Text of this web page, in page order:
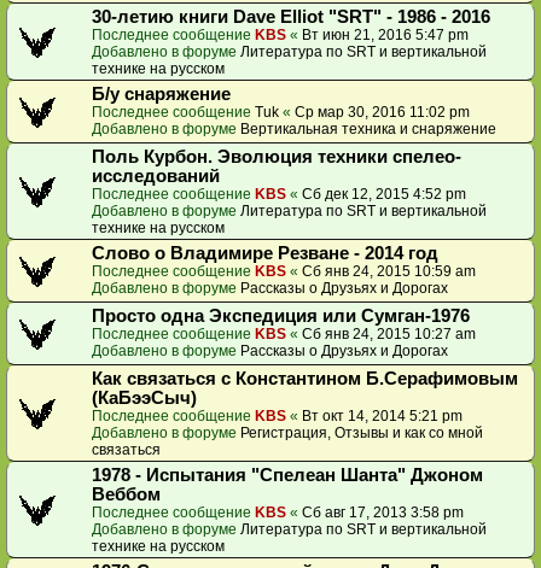
30-летию книги Dave Elliot "SRT" - 1986 - 2016
Последнее сообщение KBS « Вт июн 21, 2016 5:47 pm
Добавлено в форуме Литература по SRT и вертикальной
технике на русском
Б/у снаряжение
Последнее сообщение Tuk « Ср мар 30, 2016 11:02 pm
Добавлено в форуме Вертикальная техника и снаряжение
Поль Курбон. Эволюция техники спелео-
исследований
Последнее сообщение KBS « Сб дек 12, 2015 4:52 pm
Добавлено в форуме Литература по SRT и вертикальной
технике на русском
Слово о Владимире Резване - 2014 год
Последнее сообщение KBS « Сб янв 24, 2015 10:59 am
Добавлено в форуме Рассказы о Друзьях и Дорогах
Просто одна Экспедиция или Сумган-1976
Последнее сообщение KBS « Сб янв 24, 2015 10:27 am
Добавлено в форуме Рассказы о Друзьях и Дорогах
Как связаться с Константином Б.Серафимовым
(КаБээСыч)
Последнее сообщение KBS « Вт окт 14, 2014 5:21 pm
Добавлено в форуме Регистрация, Отзывы и как со мной
связаться
1978 - Испытания "Спелеан Шанта" Джоном
Веббом
Последнее сообщение KBS « Сб авг 17, 2013 3:58 pm
Добавлено в форуме Литература по SRT и вертикальной
технике на русском